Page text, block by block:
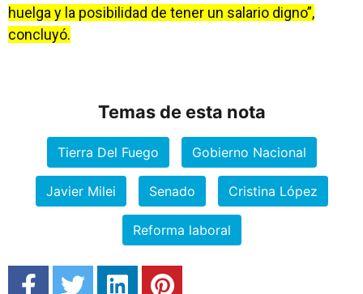
huelga y la posibilidad de tener un salario digno”,
concluyó.
Temas de esta nota
Tierra Del Fuego Gobierno Nacional
Javier Milei Senado Cristina López
Reforma laboral